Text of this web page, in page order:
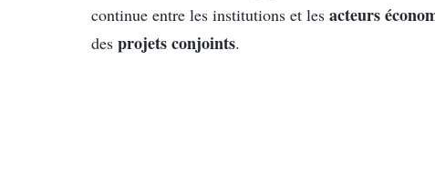
continue entre les institutions et les acteurs
des projets conjoints.